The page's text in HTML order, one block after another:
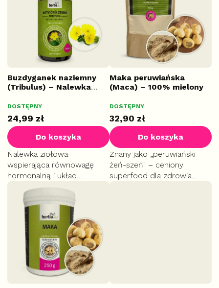
Buzdyganek naziemny
(Tribulus) – Nalewka
DOSTĘPNY
24,99 zł
Do koszyka
Nalewka ziołowa
wspierająca równowagę
hormonalną i układ
rozrodczy. Dodaje energii,
witalności oraz dba o
napięcie mięśni i fizyczną
wydolność. Korzystnie
wpływa na układ nerwowy.
Maka peruwiańska
(Maca) – 100% mielony
START
DOSTĘPNY
32,90 zł
Do koszyka
Znany jako „peruwiański
żeń-szeń" – ceniony
superfood dla zdrowia
fizycznego i psychicznego.